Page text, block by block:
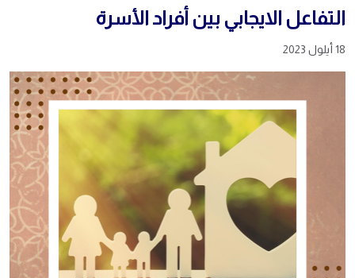
التفاعل الايجابي بين أفراد الأسرة
18 أيلول 2023